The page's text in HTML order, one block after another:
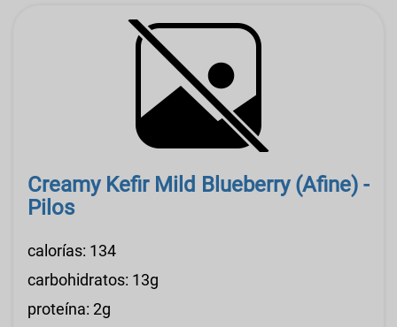
Creamy Kefir Mild Blueberry (Afine) -
Pilos
calorías: 134
carbohidratos: 13g
proteína: 2g